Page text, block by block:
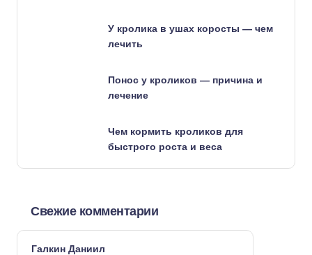
У кролика в ушах коросты — чем
лечить
Понос у кроликов — причина и
лечение
Чем кормить кроликов для
быстрого роста и веса
Свежие комментарии
Галкин Даниил